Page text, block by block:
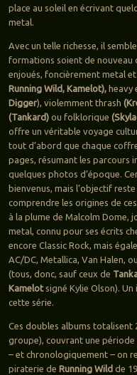
place au soleil en écrivant
metal.
Avec un telle richesse, il
formations soient de nouveau
enjoués, foncièrement metal
Running Wild, Kamelot),heavy
Digger), violemment thrash
(Tankard)ou folklorique
offre un véritable voyage
tout d’abord que chaque
pages, résumant les parcours
quelques photos d’époque.
bienvenus, mais l’objectif
comprendre les origines de
à la plume de Malcolm Dome,
metal, connu pour ses écrits
encore Classic Rock, mais
AC/DC, Metallica, Van Halen,
(tous, donc, sauf ceux de
Kamelotsigné Kylie Olson).
cette série.
Ces doubles albums totalisent
groupe), couvrant une période
– et chronologiquement – on
piraterie de Running Wild de